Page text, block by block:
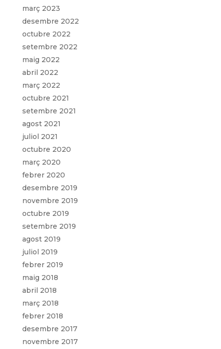
març 2023
desembre 2022
octubre 2022
setembre 2022
maig 2022
abril 2022
març 2022
octubre 2021
setembre 2021
agost 2021
juliol 2021
octubre 2020
març 2020
febrer 2020
desembre 2019
novembre 2019
octubre 2019
setembre 2019
agost 2019
juliol 2019
febrer 2019
maig 2018
abril 2018
març 2018
febrer 2018
desembre 2017
novembre 2017